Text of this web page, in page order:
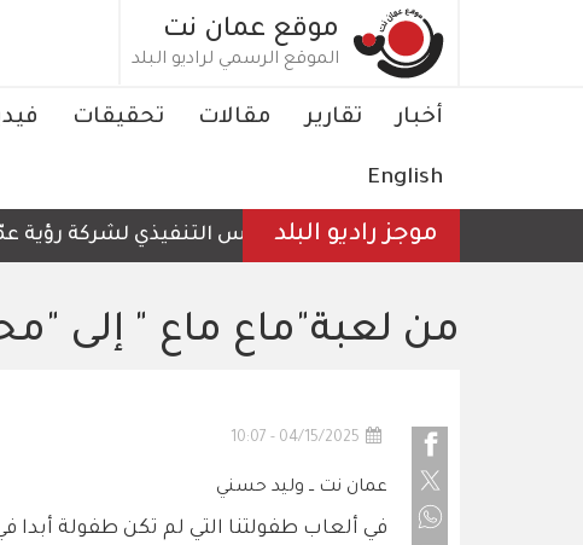
موقع عمان نت
الموقع الرسمي لراديو البلد
Main
أخبار تقارير مقالات تحقيقات
English
موجز راديو البلدالرئيس التنفيذي لشركة رؤية
من لعبة"ماع ماع " إلى
04/15/2025 - 10:07
عمان نت ــ وليد حسني
في ألعاب طفولتنا التي لم تكن طفولة أبدا